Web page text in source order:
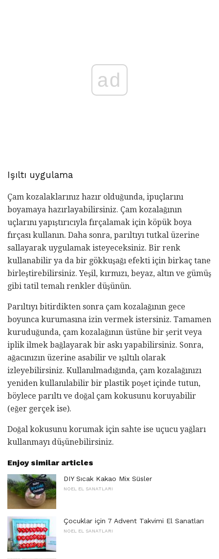
ad
Işıltı uygulama
Çam kozalaklarınız hazır olduğunda, ipuçlarını
boyamaya hazırlayabilirsiniz. Çam kozalağının
uçlarını yapıştırıcıyla fırçalamak için köpük boya
fırçası kullanın. Daha sonra, parıltıyı tutkal üzerine
sallayarak uygulamak isteyeceksiniz. Bir renk
kullanabilir ya da bir gökkuşağı efekti için birkaç tane
birleştirebilirsiniz. Yeşil, kırmızı, beyaz, altın ve gümüş
gibi tatil temalı renkler düşünün.
Parıltıyı bitirdikten sonra çam kozalağının gece
boyunca kurumasına izin vermek istersiniz. Tamamen
kuruduğunda, çam kozalağının üstüne bir şerit veya
iplik ilmek bağlayarak bir askı yapabilirsiniz. Sonra,
ağacınızın üzerine asabilir ve ışıltılı olarak
izleyebilirsiniz. Kullanılmadığında, çam kozalağınızı
yeniden kullanılabilir bir plastik poşet içinde tutun,
böylece parıltı ve doğal çam kokusunu koruyabilir
(eğer gerçek ise).
Doğal kokusunu korumak için sahte ise uçucu yağları
kullanmayı düşünebilirsiniz.
Enjoy similar articles
DIY Sıcak Kakao Mix Süsler
NOEL EL SANATLARI
Çocuklar için 7 Advent Takvimi El Sanatları
NOEL EL SANATLARI